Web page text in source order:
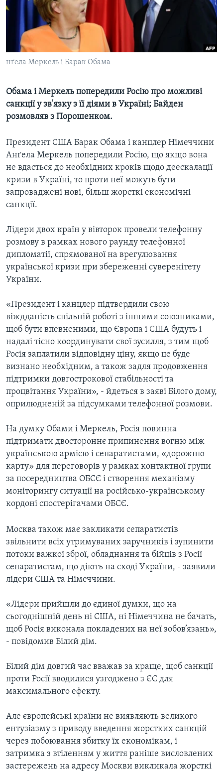
СУСПІЛЬСТВО
ЕКОНОМІКА
ІСТОРІЇ УСПІХУ УКРАЇНЦІВ
ТЕЛЕПРОГРАМИ
ЧАС-TIME
ВІКНО В АМЕРИКУ
ПРАЙМ-ТАЙМ
ENGLISH
Learning English
МИ В СОЦМЕРЕЖАХ
нґела Меркель і Барак Обама
Обама і Меркель попередили Росію про можливі
санкції у зв'язку з її діями в Україні; Байден
розмовляв з Порошенком.
Президент США Барак Обама і канцлер Німеччини
Анґела Меркель попередили Росію, що якщо вона
не вдасться до необхідних кроків щодо деескалації
кризи в Україні, то проти неї можуть бути
запроваджені нові, більш жорсткі економічні
санкції.
Лідери двох країн у вівторок провели телефонну
розмову в рамках нового раунду телефонної
дипломатії, спрямованої на врегулювання
української кризи при збереженні суверенітету
України.
«Президент і канцлер підтвердили свою
віждданість спільній роботі з іншими союзниками,
щоб бути впевненими, що Європа і США будуть і
надалі тісно координувати свої зусилля, з тим щоб
Росія заплатили відповідну ціну, якщо це буде
визнано необхідним, а також задля продовження
підтримки довгострокової стабільності та
процвітання України», - йдеться в заяві Білого дому,
оприлюдненій за підсумками телефонної розмови.
На думку Обами і Меркель, Росія повинна
підтримати двостороннє припинення вогню між
українською армією і сепаратистами, «дорожню
карту» для переговорів у рамках контактної групи
за посередництва ОБСЄ і створення механізму
моніторингу ситуації на російсько-українському
кордоні спостерігачами ОБСЄ.
Москва також має закликати сепаратистів
звільнити всіх утримуваних заручників і зупинити
потоки важкої зброї, обладнання та бійців з Росії
сепаратистам, що діють на сході України, - заявили
лідери США та Німеччини.
«Лідери прийшли до єдиної думки, що на
сьогоднішній день ні США, ні Німеччина не бачать,
щоб Росія виконала покладених на неї зобов’язань»,
- повідомив Білий дім.
Білий дім довгий час вважав за краще, щоб санкції
проти Росії вводилися узгоджено з ЄС для
максимального ефекту.
Але європейські країни не виявляють великого
ентузіазму з приводу введення жорстких санкцій
через побоювання збитку їх економікам, і
затримка з втіленням у життя раніше висловлених
застережень на адресу Москви викликала жорсткі